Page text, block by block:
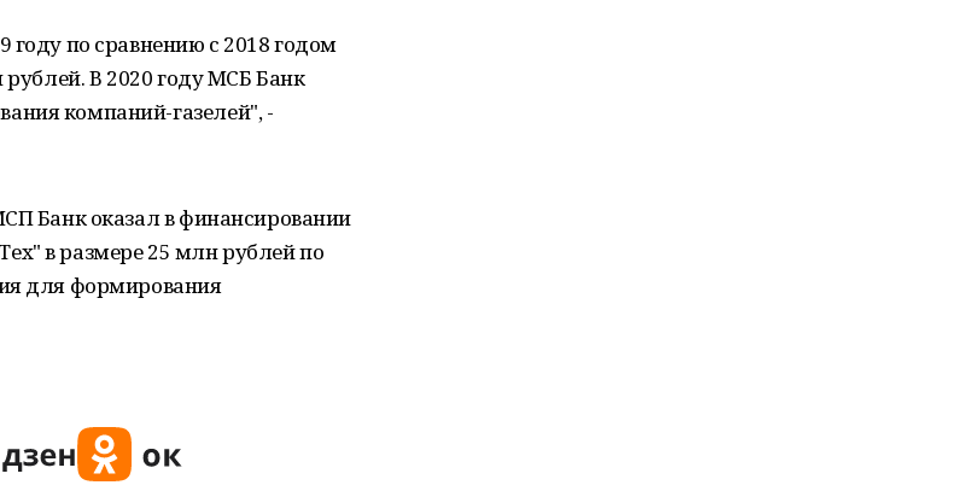
по сравнению с 2018 годом
В 2020 году МСБ Банк
компаний-газелей", -
Банк оказал в финансировании
в размере 25 млн рублей по
для формирования